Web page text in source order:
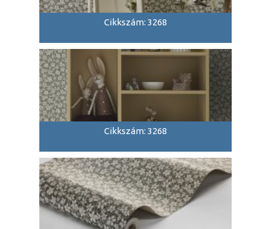
Cikkszám: 3268
Cikkszám: 3268